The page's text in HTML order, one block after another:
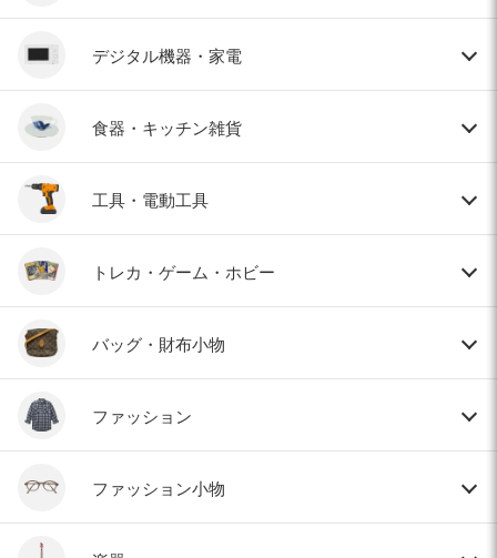
デジタル機器・家電
食器・キッチン雑貨
工具・電動工具
トレカ・ゲーム・ホビー
バッグ・財布小物
ファッション
ファッション小物